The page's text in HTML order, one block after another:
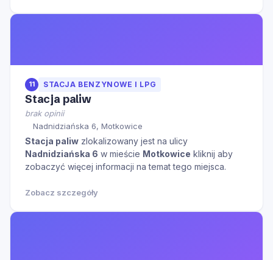
11 STACJA BENZYNOWE I LPG
Stacja paliw
brak opinii
Nadnidziańska 6, Motkowice
Stacja paliw zlokalizowany jest na ulicy
Nadnidziańska 6 w mieście Motkowice kliknij aby
zobaczyć więcej informacji na temat tego miejsca.
Zobacz szczegóły